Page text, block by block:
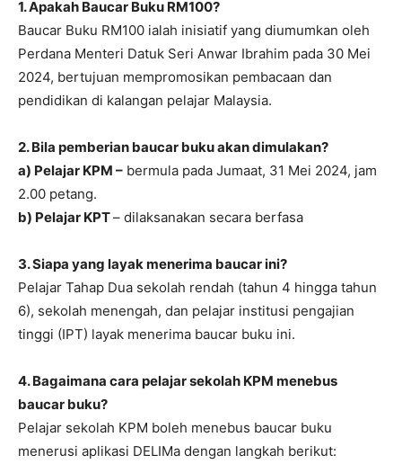
1. Apakah Baucar Buku RM100?
Baucar Buku RM100 ialah inisiatif yang diumumkan oleh
Perdana Menteri Datuk Seri Anwar Ibrahim pada 30 Mei
2024, bertujuan mempromosikan pembacaan dan
pendidikan di kalangan pelajar Malaysia.
2.Bila pemberian baucar buku akan dimulakan?
a) Pelajar KPM – bermula pada Jumaat, 31 Mei 2024, jam
2.00 petang.
b) Pelajar KPT– dilaksanakan secara berfasa
3. Siapa yang layak menerima baucar ini?
Pelajar Tahap Dua sekolah rendah (tahun 4 hingga tahun
6), sekolah menengah, dan pelajar institusi pengajian
tinggi (IPT) layak menerima baucar buku ini.
4.Bagaimana cara pelajar sekolah KPM menebus
baucar buku?
Pelajar sekolah KPM boleh menebus baucar buku
menerusi aplikasi DELIMa dengan langkah berikut: